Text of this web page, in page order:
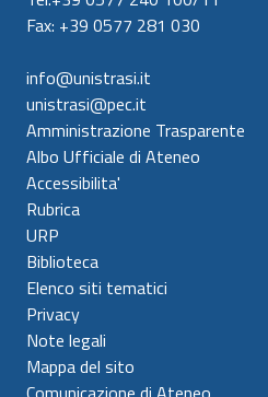
Fax: +39 0577 281 030
info@unistrasi.it
unistrasi@pec.it
Amministrazione Trasparente
Albo Ufficiale di Ateneo
Accessibilita'
Rubrica
URP
Biblioteca
Elenco siti tematici
Privacy
Note legali
Mappa del sito